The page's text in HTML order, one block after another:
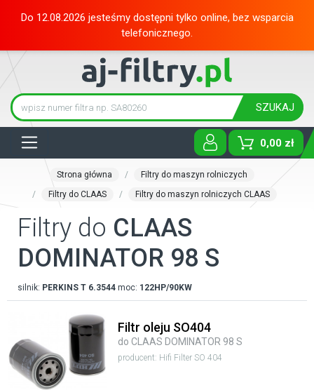
Do 12.08.2026 jesteśmy dostępni tylko online, bez wsparcia
telefonicznego.
SZUKAJ
0,00 zł
Strona główna
Filtry do maszyn rolniczych
Filtry do CLAAS
Filtry do maszyn rolniczych CLAAS
Filtry do CLAAS
DOMINATOR 98 S
silnik: PERKINS T 6.3544 moc: 122HP/90KW
Filtr oleju SO404
do CLAAS DOMINATOR 98 S
producent: Hifi Filter SO 404